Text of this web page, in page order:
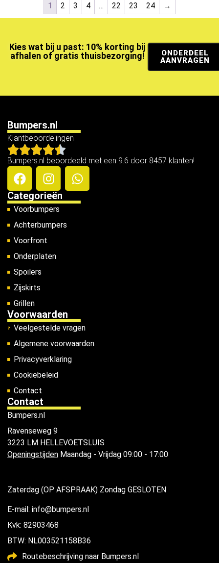
1 2 3 4 … 22 23 24 →
Kies wat bij u past: 10% korting bij
afhalen of gratis thuisbezorging!
ONDERDEEL
AANVRAGEN
Bumpers.nl
Klantbeoordelingen
Bumpers.nl beoordeeld met een 9.6 door 8457 klanten!
Categorieën
Voorbumpers
Achterbumpers
Voorfront
Onderplaten
Spoilers
Zijskirts
Grillen
Voorwaarden
Veelgestelde vragen
Algemene voorwaarden
Privacyverklaring
Cookiebeleid
Contact
Contact
Bumpers.nl
Ravenseweg 9
3223 LM HELLEVOETSLUIS
Openingstijden Maandag - Vrijdag 09:00 - 17:00
Zaterdag (OP AFSPRAAK) Zondag GESLOTEN
E-mail: info@bumpers.nl
Kvk: 82903468
BTW: NL003521158B36
Routebeschrijving naar Bumpers.nl